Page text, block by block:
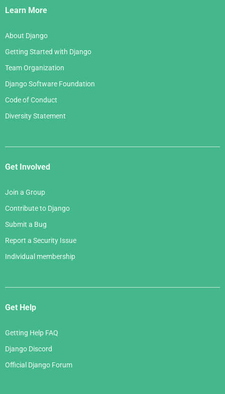
Links
Learn More
About Django
Getting Started with Django
Team Organization
Django Software Foundation
Code of Conduct
Diversity Statement
Get Involved
Join a Group
Contribute to Django
Submit a Bug
Report a Security Issue
Individual membership
Get Help
Getting Help FAQ
Django Discord
Official Django Forum